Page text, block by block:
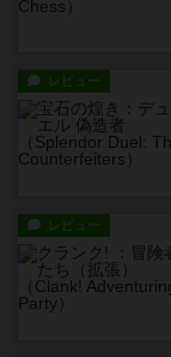
レビュー
レビュー